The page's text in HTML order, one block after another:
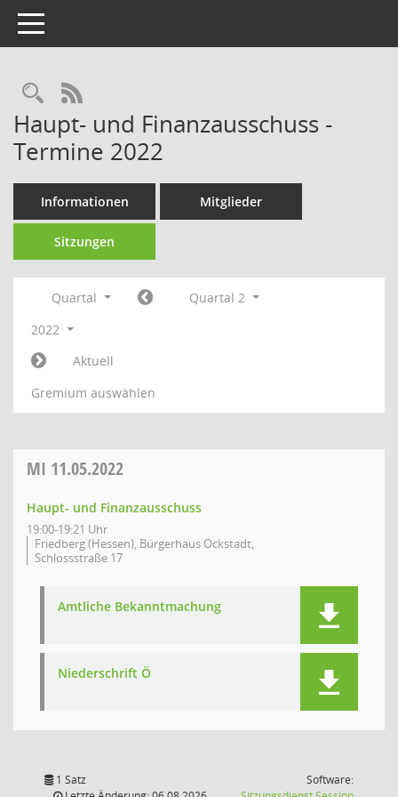
Toggle navigation
Rechercheauswahl
RSS-Feed
Haupt- und Finanzausschuss -
Termine 2022
Informationen Mitglieder
Sitzungen
Quartal
Quartal 2
2022
Aktuell
Gremium auswählen
MI 11.05.2022
Haupt- und Finanzausschuss
19:00-19:21 Uhr
Friedberg (Hessen), Bürgerhaus Ockstadt,
Schlossstraße 17
Amtliche Bekanntmachung
Niederschrift Ö
1 Satz
Software: